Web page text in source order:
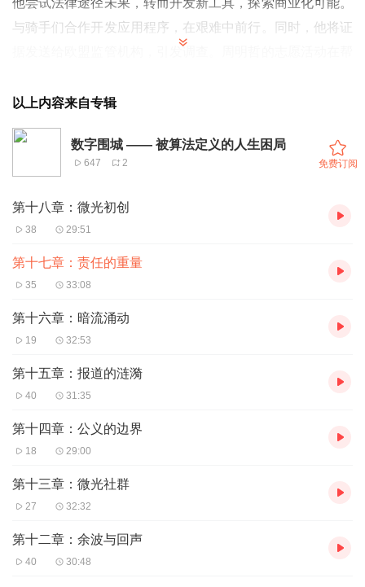
他尝试法律途径未果，转而开发新工具，探索商业化可能。
与骑手们合作开发应用程序，在艰难中前行。同时，他将证
员在各自领域推动改变，风暴即将来临。
以上内容来自专辑
数字围城 —— 被算法定义的人生困局
647 2 免费订阅
第十八章：微光初创
38 29:51
第十七章：责任的重量
35 33:08
第十六章：暗流涌动
19 32:53
第十五章：报道的涟漪
40 31:35
第十四章：公义的边界
18 29:00
第十三章：微光社群
27 32:32
第十二章：余波与回声
40 30:48